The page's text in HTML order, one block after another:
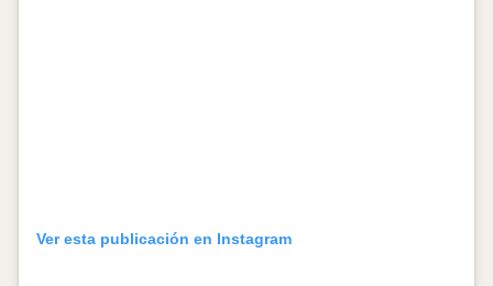
Ver esta publicación en Instagram